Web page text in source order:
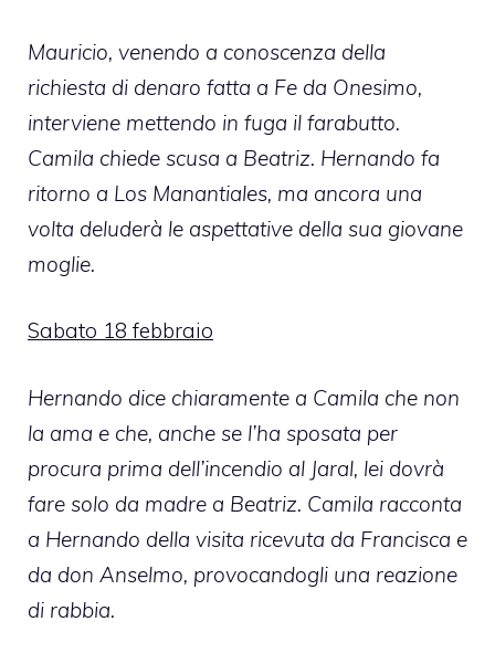
Mauricio, venendo a conoscenza della
richiesta di denaro fatta a Fe da Onesimo,
interviene mettendo in fuga il farabutto.
Camila chiede scusa a Beatriz. Hernando fa
ritorno a Los Manantiales, ma ancora una
volta deluderà le aspettative della sua giovane
moglie.
Sabato 18 febbraio
Hernando dice chiaramente a Camila che non
la ama e che, anche se l’ha sposata per
procura prima dell’incendio al Jaral, lei dovrà
fare solo da madre a Beatriz. Camila racconta
a Hernando della visita ricevuta da Francisca e
da don Anselmo, provocandogli una reazione
di rabbia.